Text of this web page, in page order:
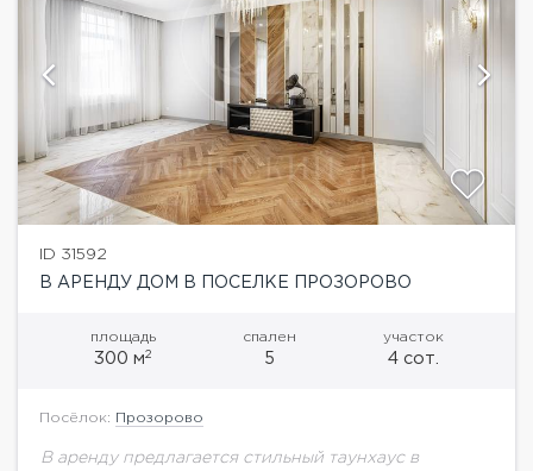
ID 31592
В АРЕНДУ ДОМ В ПОСЕЛКЕ ПРОЗОРОВО
площадь
300 м2
спален
5
участок
4 сот.
Посёлок: Прозорово
В аренду предлагается стильный таунхаус в